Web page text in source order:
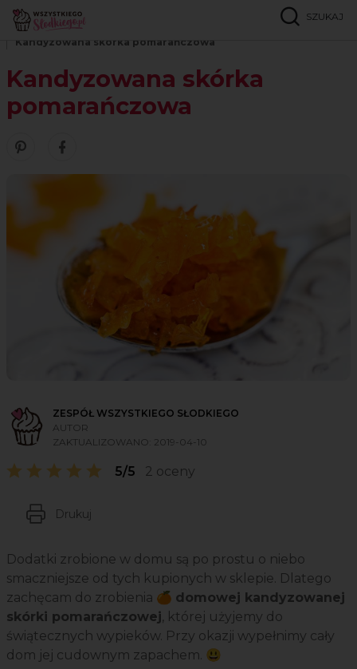
SZUKAJ
Strona główna
Kandyzowana skórka pomarańczowa
Kandyzowana skórka
pomarańczowa
Zobacz nasze piny w serwisie Pinterest
Udostępnij ten przepis w serwisie Facebook
ZESPÓŁ WSZYSTKIEGO SŁODKIEGO
AUTOR
ZAKTUALIZOWANO: 2019-04-10
5/5 2 oceny
Drukuj
Dodatki zrobione w domu są po prostu o niebo
smaczniejsze od tych kupionych w sklepie. Dlatego
zachęcam do zrobienia 🍊 domowej kandyzowanej
skórki pomarańczowej, której użyjemy do
świątecznych wypieków. Przy okazji wypełnimy cały
dom jej cudownym zapachem. 😃